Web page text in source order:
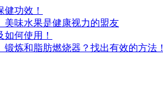
功效！
美味水果是健康视力的盟友
何使用！
炼和脂肪燃烧器？找出有效的方法！